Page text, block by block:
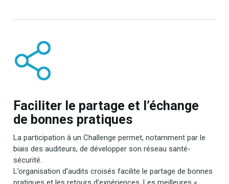
Faciliter le partage et l’échange
de bonnes pratiques
La participation à un Challenge permet, notamment par le
biais des auditeurs, de développer son réseau santé-
sécurité.
L’organisation d’audits croisés facilite le partage de bonnes